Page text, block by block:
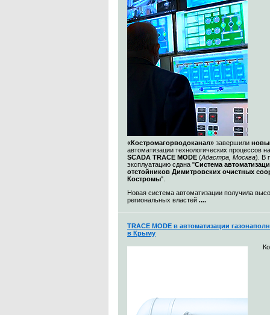
«Костромагорводоканал» завершили
автоматизации технологических процессов
SCADA TRACE MODE (Адастра, Москва). В
эксплуатацию сдана "Система
отстойников Димитровских очистных
Костромы".
Новая система автоматизации получила
региональных властей ....
TRACE MODE в автоматизации
в Крыму